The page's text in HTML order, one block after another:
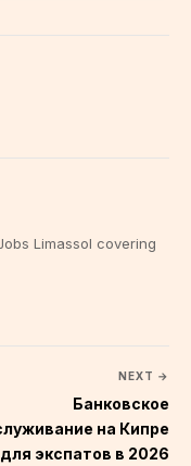
Limassol covering
NEXT →
Банковское
на Кипре
для экспатов в 2026